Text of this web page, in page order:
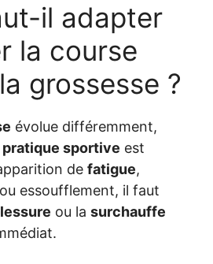
il adapter
la course
grossesse ?
évolue différemment,
pratique sportive est
de fatigue,
ou essoufflement, il faut
ou la surchauffe